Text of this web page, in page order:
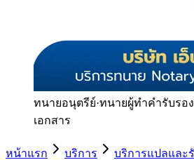
ทนายอนุตรีย์·ทนายผู้ทำคำรับรอ
เอกสาร
หน้าแรก บริการ
บริการแปลและ